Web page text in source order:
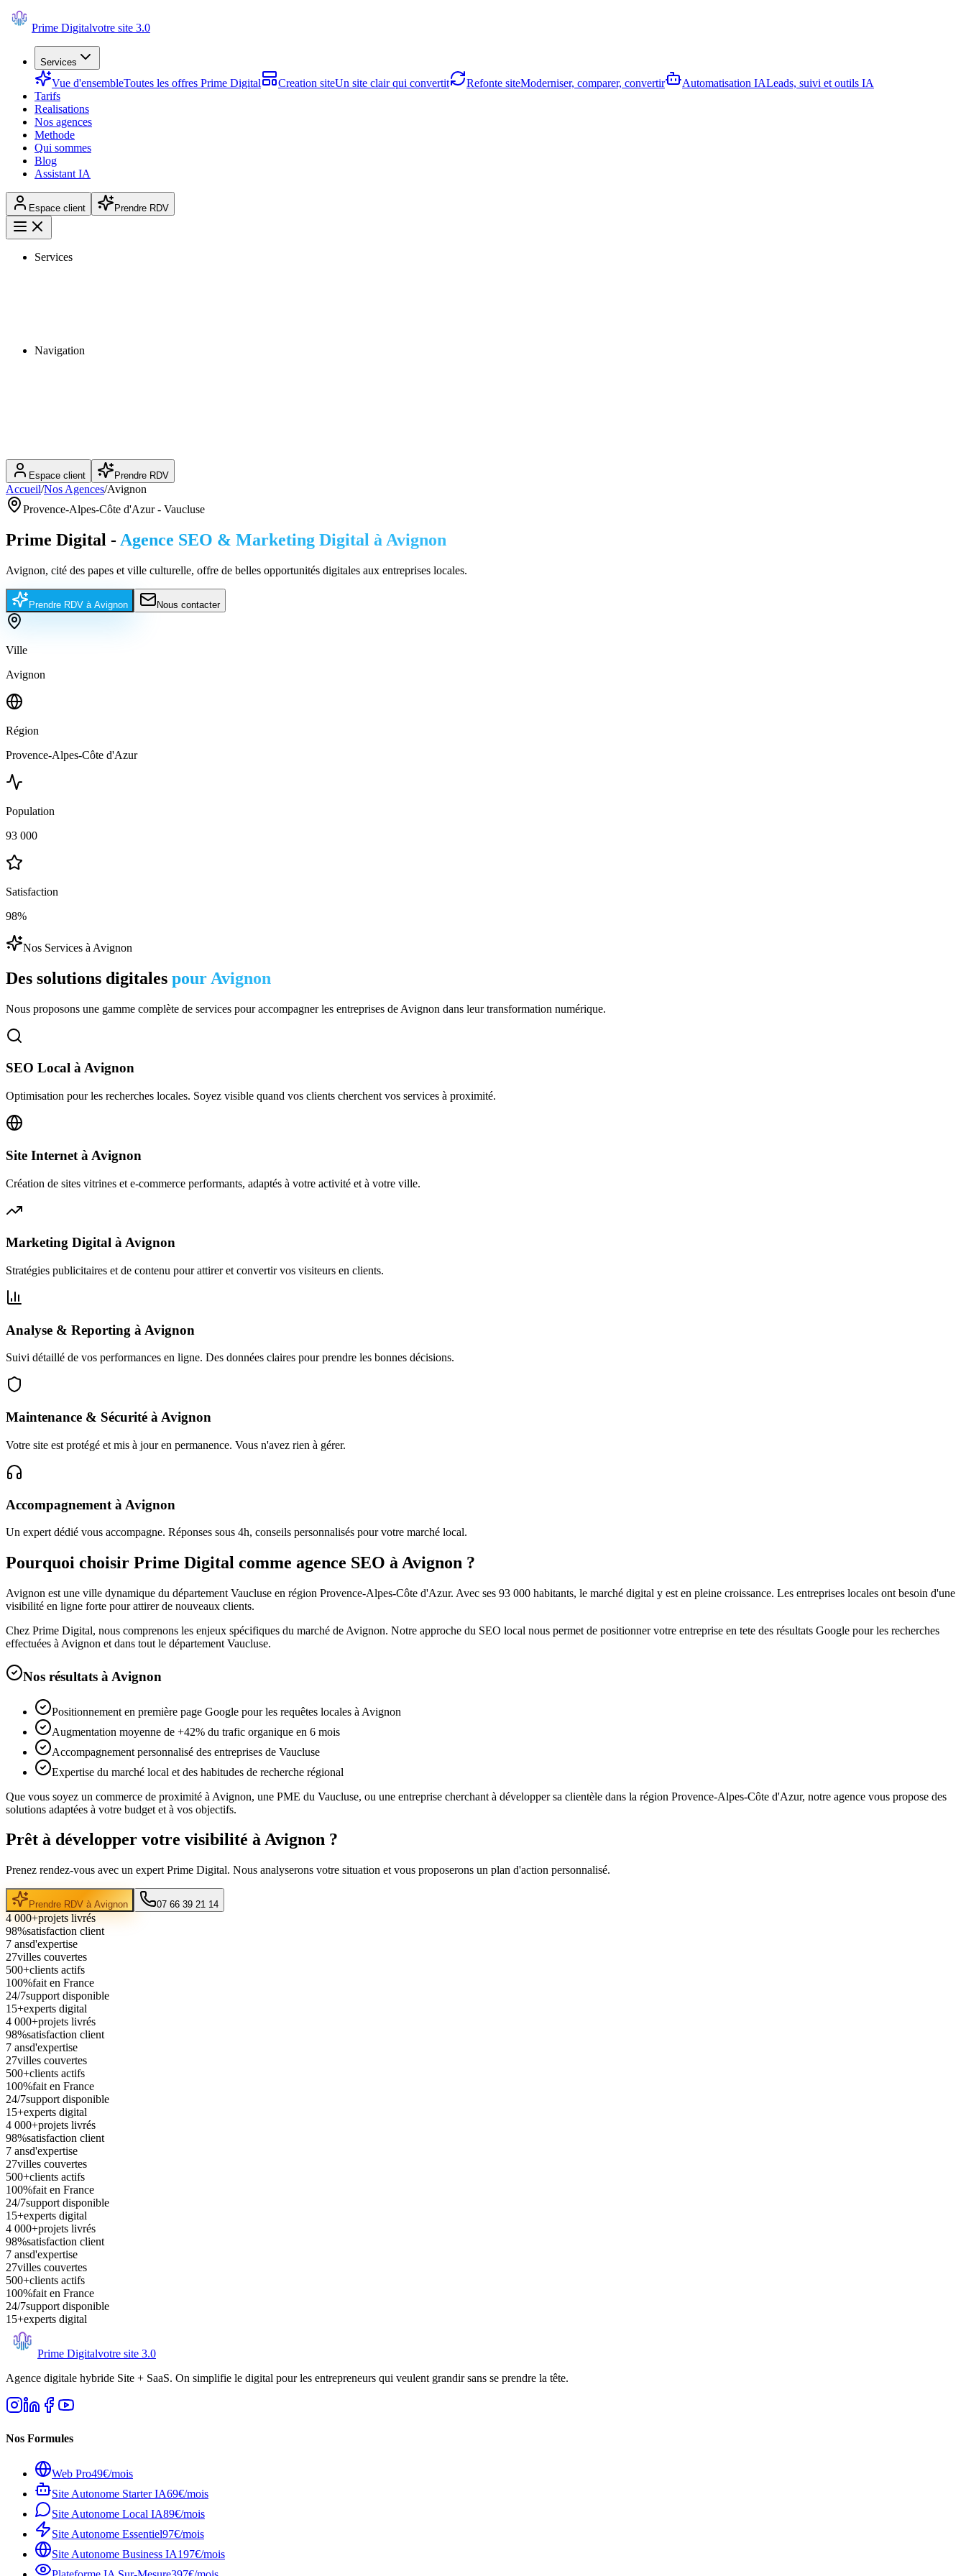
Prime Digitalvotre site 3.0
Services
Vue d'ensembleToutes les offres Prime Digital Creation siteUn site clair qui convertit Refonte siteModerniser, comparer, convertir Automatisation IALeads, suivi et outils IA
Tarifs
Realisations
Nos agences
Methode
Qui sommes
Blog
Assistant IA
Espace client Prendre RDV
Services
Navigation
Espace client Prendre RDV
Accueil/Nos Agences/Avignon
Provence-Alpes-Côte d'Azur- Vaucluse
Prime Digital - Agence SEO & Marketing Digital à Avignon
Avignon, cité des papes et ville culturelle, offre de belles opportunités digitales aux entreprises locales.
Prendre RDV à Avignon Nous contacter
Ville
Avignon
Région
Provence-Alpes-Côte d'Azur
Population
93 000
Satisfaction
98%
Nos Services à Avignon
Des solutions digitales pour Avignon
Nous proposons une gamme complète de services pour accompagner les entreprises de Avignon dans leur transformation numérique.
SEO Local àAvignon
Optimisation pour les recherches locales. Soyez visible quand vos clients cherchent vos services à proximité.
Site Internet à Avignon
Création de sites vitrines et e-commerce performants, adaptés à votre activité et à votre ville.
Marketing Digital àAvignon
Stratégies publicitaires et de contenu pour attirer et convertir vos visiteurs en clients.
Analyse & Reporting à Avignon
Suivi détaillé de vos performances en ligne. Des données claires pour prendre les bonnes décisions.
Maintenance & Sécurité à Avignon
Votre site est protégé et mis à jour en permanence. Vous n'avez rien à gérer.
Accompagnement à Avignon
Un expert dédié vous accompagne. Réponses sous 4h, conseils personnalisés pour votre marché local.
Pourquoi choisir Prime Digital comme agence SEO à Avignon ?
Avignon est une ville dynamique du département Vaucluse en région Provence-Alpes-Côte d'Azur. Avec ses 93 000 habitants, le marché digital y est en pleine croissance. Les entreprises locales ont besoin d'une
visibilité en ligne forte pour attirer de nouveaux clients.
Chez Prime Digital, nous comprenons les enjeux spécifiques du marché de Avignon. Notre approche du SEO local nous permet de positionner votre entreprise en tete des résultats Google pour les recherches
effectuées à Avignon et dans tout le département Vaucluse.
Nos résultats à Avignon
Positionnement en première page Google pour les requêtes locales à Avignon
Augmentation moyenne de +42% du trafic organique en 6 mois
Accompagnement personnalisé des entreprises de Vaucluse
Expertise du marché local et des habitudes de recherche régional
Que vous soyez un commerce de proximité à Avignon, une PME du Vaucluse, ou une entreprise cherchant à développer sa clientèle dans la région Provence-Alpes-Côte d'Azur, notre agence vous propose des
solutions adaptées à votre budget et à vos objectifs.
Prêt à développer votre visibilité àAvignon ?
Prenez rendez-vous avec un expert Prime Digital. Nous analyserons votre situation et vous proposerons un plan d'action personnalisé.
Prendre RDV à Avignon 07 66 39 21 14
4 000+projets livrés
98%satisfaction client
7 ansd'expertise
27villes couvertes
500+clients actifs
100%fait en France
24/7support disponible
15+experts digital
4 000+projets livrés
98%satisfaction client
7 ansd'expertise
27villes couvertes
500+clients actifs
100%fait en France
24/7support disponible
15+experts digital
4 000+projets livrés
98%satisfaction client
7 ansd'expertise
27villes couvertes
500+clients actifs
100%fait en France
24/7support disponible
15+experts digital
4 000+projets livrés
98%satisfaction client
7 ansd'expertise
27villes couvertes
500+clients actifs
100%fait en France
24/7support disponible
15+experts digital
Prime Digitalvotre site 3.0
Agence digitale hybride Site + SaaS. On simplifie le digital pour les entrepreneurs qui veulent grandir sans se prendre la tête.
Nos Formules
Web Pro49€/mois
Site Autonome Starter IA69€/mois
Site Autonome Local IA89€/mois
Site Autonome Essentiel97€/mois
Site Autonome Business IA197€/mois